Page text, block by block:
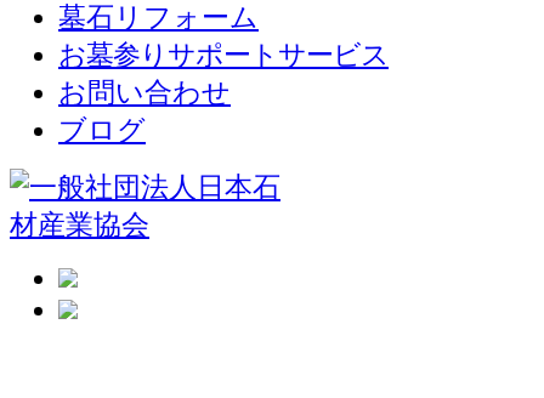
墓石リフォーム
お墓参りサポートサービス
お問い合わせ
ブログ